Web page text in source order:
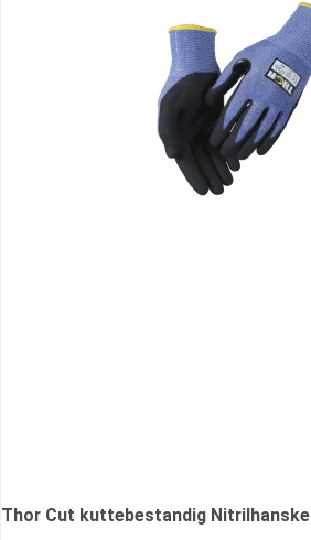
Thor Cut kuttebestandig Nitrilhanske